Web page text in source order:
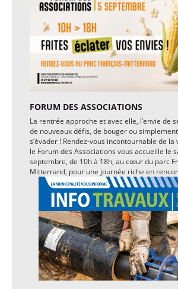
FORUM DES ASSOCIATIONS
La rentrée approche et avec elle, l’envie de
de nouveaux défis, de bouger ou
s’évader ! Rendez-vous incontournable de la
le Forum des Associations vous accueille le
septembre, de 10h à 18h, au cœur du parc
Mitterrand, pour une journée riche en